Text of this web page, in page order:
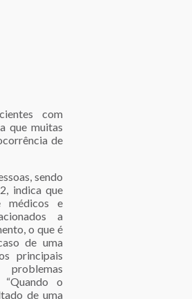
com
que muitas
de
sendo
indica que
médicos e
a
o que é
de uma
principais
“Quando o
de uma